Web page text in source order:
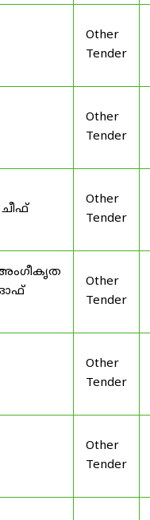
Other
Tender
Other
Tender
Other
Tender
ഓഫ്
Other
Tender
Other
Tender
Other
Tender